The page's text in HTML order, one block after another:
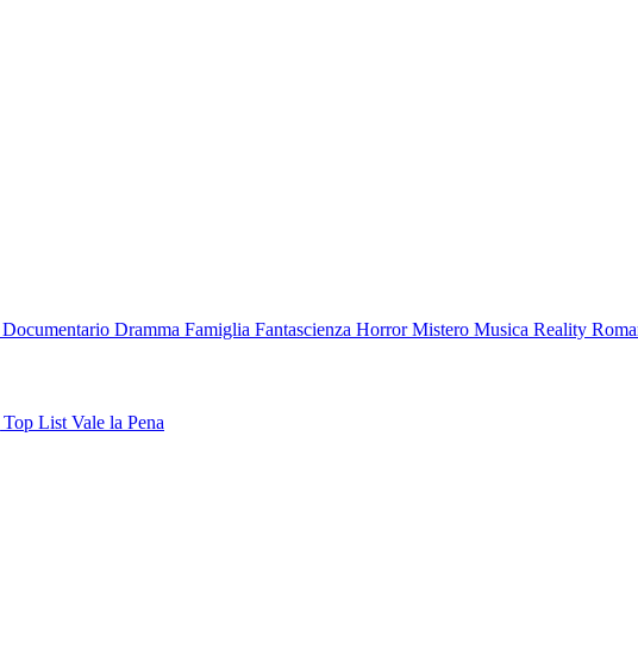
Documentario Dramma Famiglia Fantascienza HorrorMistero Musica Reality
Top List Vale la Pena